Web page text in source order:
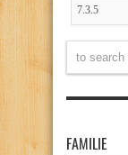
FAMILIE